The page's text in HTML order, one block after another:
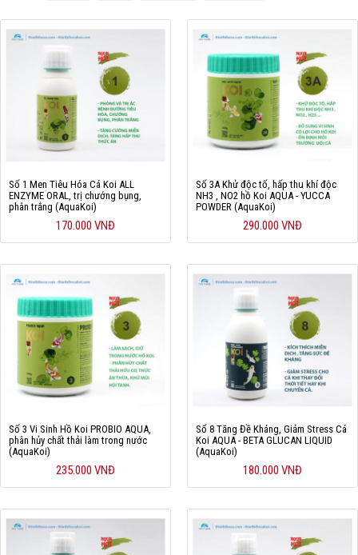
Số 1 Men Tiêu Hóa Cá Koi ALL
ENZYME ORAL, trị chướng bụng,
phân trắng (AquaKoi)
170.000 VNĐ
Số 3A Khử độc tố, hấp thu khí độc
NH3 , NO2 hồ Koi AQUA - YUCCA
POWDER (AquaKoi)
290.000 VNĐ
Số 3 Vi Sinh Hồ Koi PROBIO AQUA,
phân hủy chất thải làm trong nước
(AquaKoi)
235.000 VNĐ
Số 8 Tăng Đề Kháng, Giảm Stress Cá
Koi AQUA - BETA GLUCAN LIQUID
(AquaKoi)
180.000 VNĐ
Cá rồng & Phụ kiện
Bể thủy sinh & Phụ kiện
Bể nước mặn & Phụ kiện
Thi công hồ cá Koi
Dịch vụ
Kiến thức